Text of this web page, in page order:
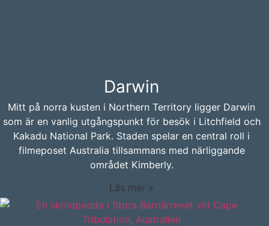
Darwin
Mitt på norra kusten i Northern Territory ligger Darwin
som är en vanlig utgångspunkt för besök i Litchfield och
Kakadu National Park. Staden spelar en central roll i
filmeposet Australia tillsammans med närliggande
området Kimberly.
Läs mer »